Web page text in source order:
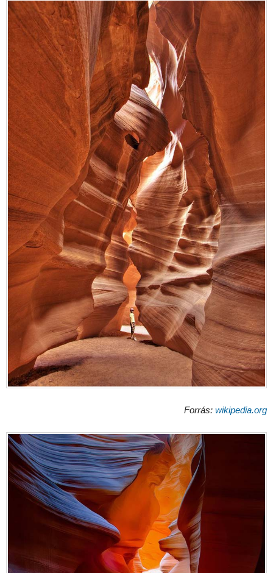
Forrás: wikipedia.org